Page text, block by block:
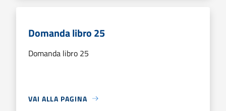
Domanda libro 25
Domanda libro 25
VAI ALLA PAGINA